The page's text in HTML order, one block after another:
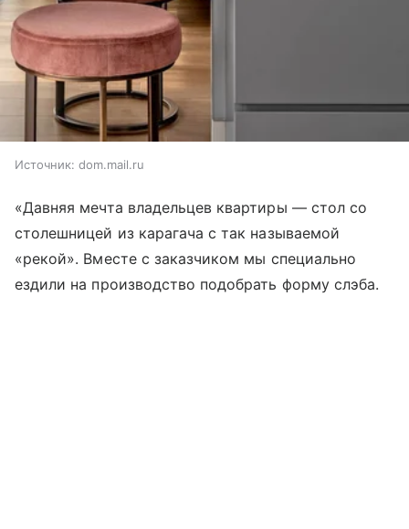
Источник: dom.mail.ru
«Давняя мечта владельцев квартиры — стол со
столешницей из карагача с так называемой
«рекой». Вместе с заказчиком мы специально
ездили на производство подобрать форму слэба.